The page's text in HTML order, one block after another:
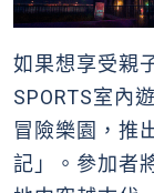
如果想享受親
SPORTS室內
冒險樂園，推
記」。參加者